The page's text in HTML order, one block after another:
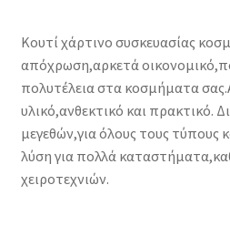
€0,30
through
€0,70
Κουτί χάρτινο συσκευασίας
απόχρωση,αρκετά
πολυτέλεια στα κοσμήματα
υλικό,ανθεκτικό και πρακτικό.
μεγεθών,για όλους τους τύπους
λύση για πολλά
χειροτεχνιών.